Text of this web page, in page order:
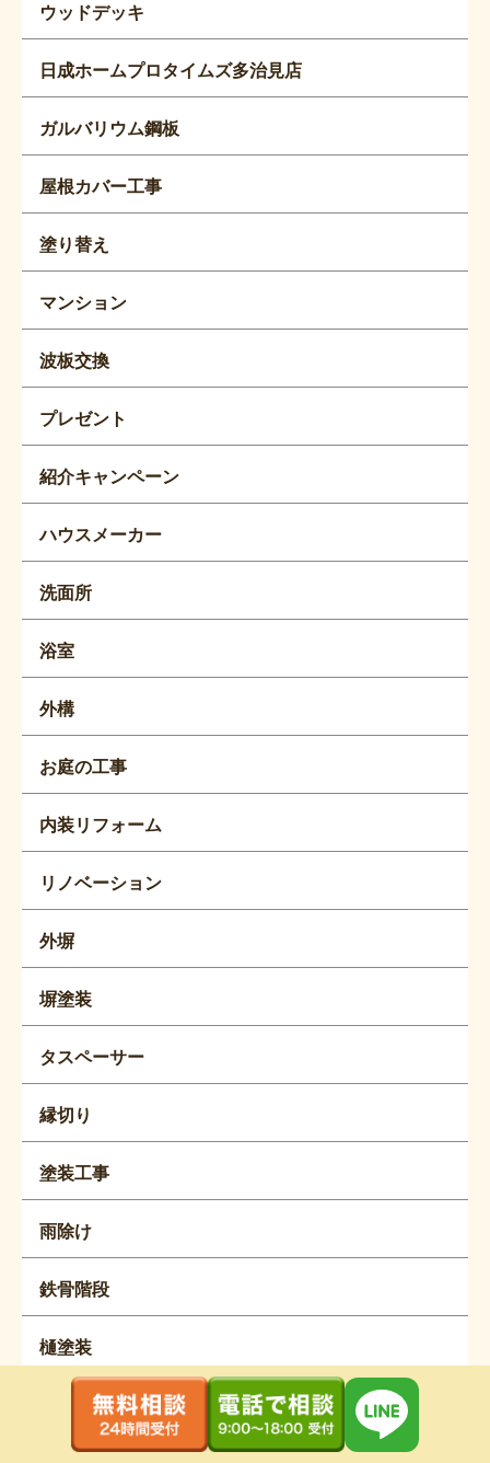
ウッドデッキ
日成ホームプロタイムズ多治見店
ガルバリウム鋼板
屋根カバー工事
塗り替え
マンション
波板交換
プレゼント
紹介キャンペーン
ハウスメーカー
洗面所
浴室
外構
お庭の工事
内装リフォーム
リノベーション
外塀
塀塗装
タスペーサー
縁切り
塗装工事
雨除け
鉄骨階段
樋塗装
今日の現場